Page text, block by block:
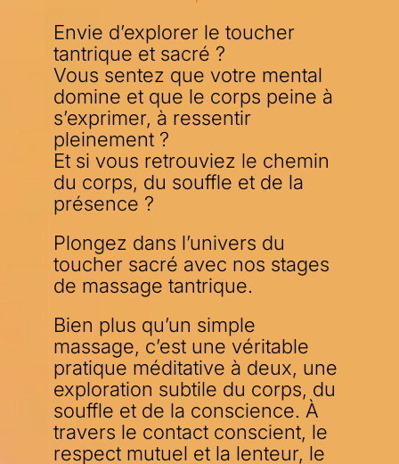
Envie d’explorer le toucher
tantrique et sacré ?
Vous sentez que votre mental
domine et que le corps peine à
s’exprimer, à ressentir
pleinement ?
Et si vous retrouviez le chemin
du corps, du souffle et de la
présence ?
Plongez dans l’univers du
toucher sacré avec nos stages
de massage tantrique.
Bien plus qu’un simple
massage, c’est une véritable
pratique méditative à deux, une
exploration subtile du corps, du
souffle et de la conscience. À
travers le contact conscient, le
respect mutuel et la lenteur, le